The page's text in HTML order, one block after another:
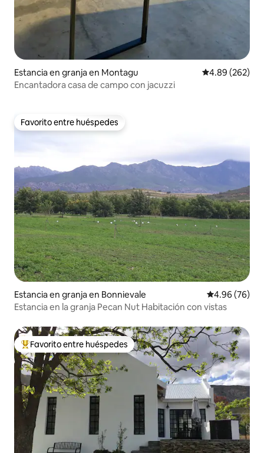
Estancia en granja en Montagu Calificación
4.89 (262)
Encantadora casa de campo con jacuzzi
Favorito entre huéspedes
Favorito entre huéspedes
Estancia en granja en Bonnievale Calificación
4.96 (76)
Estancia en la granja Pecan Nut Habitación con vistas
De los mejores en Favorito entre huéspedes
Favorito entre huéspedes